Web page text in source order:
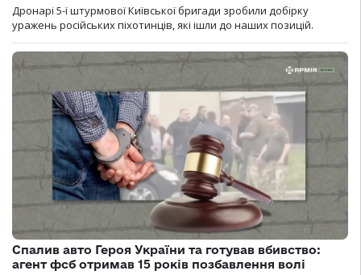
Дронарі 5-ї штурмової Київської бригади зробили добірку
уражень російських піхотинців, які ішли до наших позицій.
Спалив авто Героя України та готував вбивство:
агент фсб отримав 15 років позбавлення волі